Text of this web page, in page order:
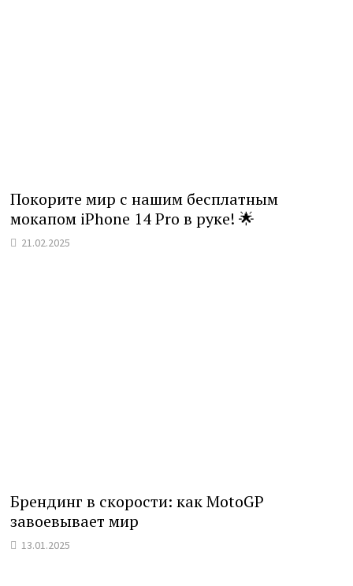
Покорите мир с нашим бесплатным
мокапом iPhone 14 Pro в руке! 🌟
21.02.2025
Брендинг в скорости: как MotoGP
завоевывает мир
13.01.2025